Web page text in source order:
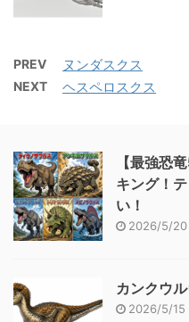
PREV ヌンダスクス
NEXT ヘスペロスクス
【最強恐
キング！
い！
2026/5/20
カンクウ
2026/5/15